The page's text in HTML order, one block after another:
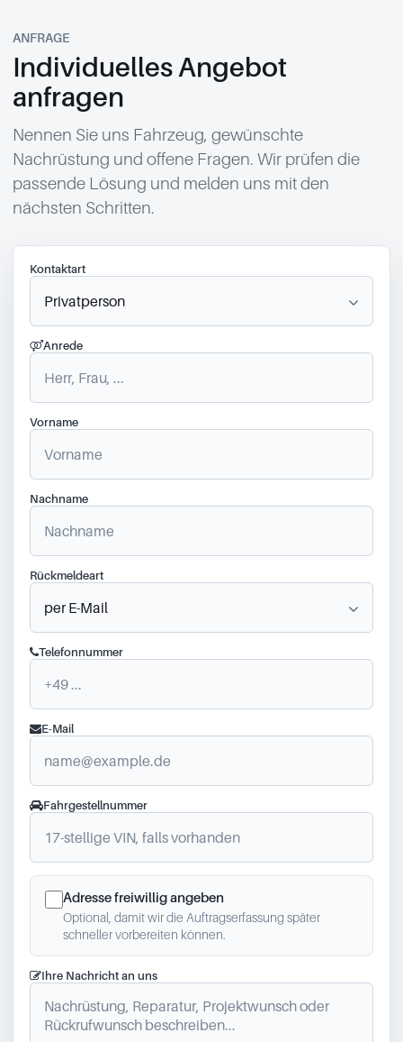
ANFRAGE
Individuelles Angebot
anfragen
Nennen Sie uns Fahrzeug, gewünschte
Nachrüstung und offene Fragen. Wir prüfen die
passende Lösung und melden uns mit den
nächsten Schritten.
Kontaktart
Anrede
Vorname
Nachname
Rückmeldeart
Telefonnummer
E-Mail
Fahrgestellnummer
Adresse freiwillig angeben
Optional, damit wir die Auftragserfassung später
schneller vorbereiten können.
Ihre Nachricht an uns